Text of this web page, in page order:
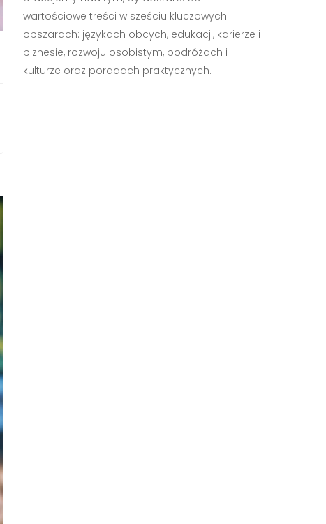
wartościowe treści w sześciu kluczowych
obszarach: językach obcych, edukacji, karierze i
biznesie, rozwoju osobistym, podróżach i
kulturze oraz poradach praktycznych.